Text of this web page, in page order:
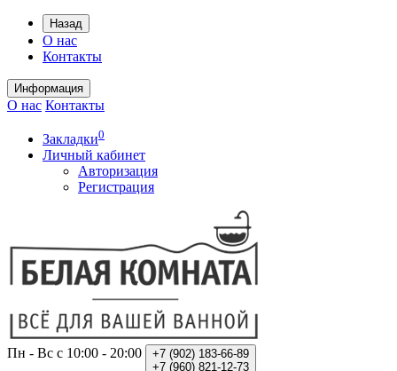
Назад
О нас
Контакты
Информация
О нас Контакты
Закладки0
Личный кабинет
Авторизация
Регистрация
Пн - Вс с 10:00 - 20:00 +7 (902) 183-66-89
+7 (960) 821-12-73